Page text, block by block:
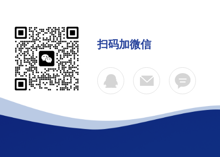
扫码加微信